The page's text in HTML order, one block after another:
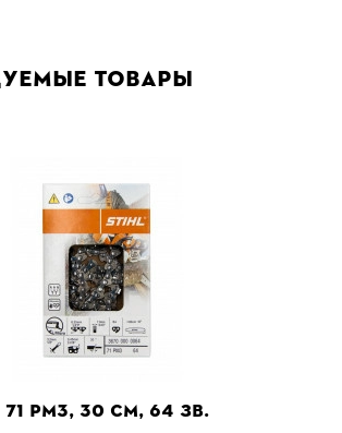
товары
71 PM3, 30 СМ, 64 ЗВ.